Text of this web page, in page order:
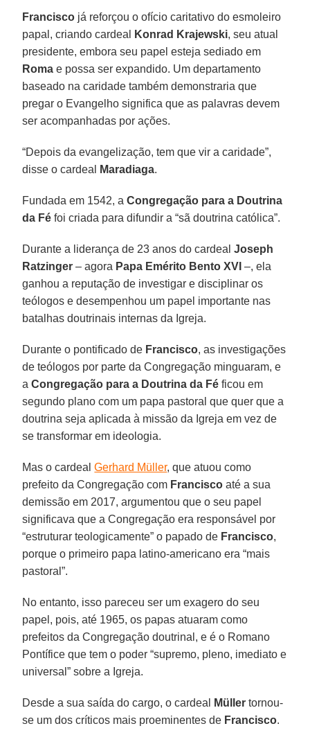
Francisco já reforçou o ofício caritativo do esmoleiro
papal, criando cardeal
Konrad Krajewski, seu atual
presidente, embora seu papel esteja sediado em
Roma e possa ser expandido. Um departamento
baseado na caridade também demonstraria que
pregar o Evangelho significa que as palavras devem
ser acompanhadas por ações.
“Depois da evangelização, tem que vir a caridade”,
disse o cardeal
Maradiaga.
Fundada em 1542, aCongregação para a Doutrina
da Féfoi criada para difundir a “sã doutrina católica”.
Durante a liderança de 23 anos do cardealJoseph
Ratzinger – agora Papa Emérito Bento XVI –, ela
ganhou a reputação de investigar e disciplinar os
teólogos e desempenhou um papel importante nas
batalhas doutrinais internas da Igreja.
Durante o pontificado de Francisco, as investigações
de teólogos por parte da Congregação minguaram, e
aCongregação para a Doutrina da Fé ficou em
segundo plano com um papa pastoral que quer que a
doutrina seja aplicada à missão da Igreja em vez de
se transformar em ideologia.
Mas o cardealGerhard Müller, que atuou como
prefeito da Congregação com Francisco até a sua
demissão em 2017, argumentou que o seu papel
significava que a Congregação era responsável por
“estruturar teologicamente” o papado de Francisco,
porque o primeiro papa latino-americano era “mais
pastoral”.
No entanto, isso pareceu ser um exagero do seu
papel, pois, até 1965, os papas atuaram como
prefeitos da Congregação doutrinal, e é o Romano
Pontífice que tem o poder “supremo, pleno, imediato e
universal” sobre a Igreja.
Desde a sua saída do cargo, o cardeal Müller tornou-
se um dos críticos mais proeminentes de Francisco.